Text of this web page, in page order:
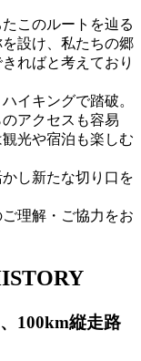
このルートを辿る
設け、私たちの郷
ればと考えており
イキングで踏破。
アクセスも容易
光や宿泊も楽しむ
し新たな切り口を
理解・ご協力をお
100km縦走路